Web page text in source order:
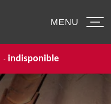
- indisponible
MENU